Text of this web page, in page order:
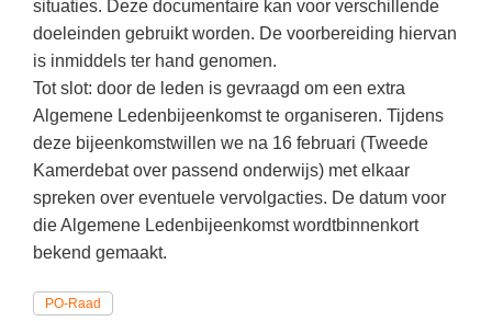
Techniek
Topografie
Verkeer
Verzorging
THEMA'S
Budgetteren
Duurzaamheid
Taalvaardigheden
LESMATERIAAL
Beeldende Vorming
Biologie
Geld PO
Geschiedenis
Maatschappijleer
situaties. Deze documentaire kan voor verschillende
doeleinden gebruikt worden. De voorbereiding hiervan
is inmiddels ter hand genomen.
Tot slot: door de leden is gevraagd om een extra
Algemene Ledenbijeenkomst te organiseren. Tijdens
deze bijeenkomstwillen we na 16 februari (Tweede
Kamerdebat over passend onderwijs) met elkaar
spreken over eventuele vervolgacties. De datum voor
die Algemene Ledenbijeenkomst wordtbinnenkort
bekend gemaakt.
PO-Raad